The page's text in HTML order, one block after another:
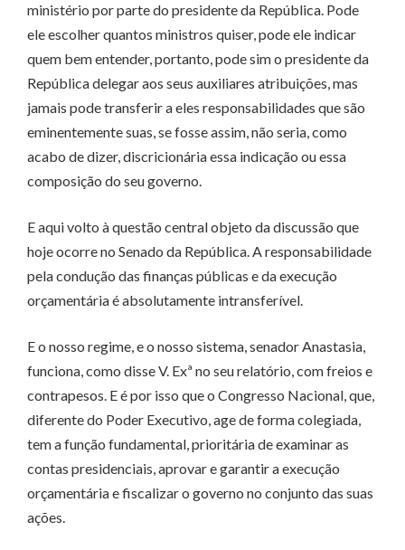
ministério por parte do presidente da República. Pode
ele escolher quantos ministros quiser, pode ele indicar
quem bem entender, portanto, pode sim o presidente da
República delegar aos seus auxiliares atribuições, mas
jamais pode transferir a eles responsabilidades que são
eminentemente suas, se fosse assim, não seria, como
acabo de dizer, discricionária essa indicação ou essa
composição do seu governo.
E aqui volto à questão central objeto da discussão que
hoje ocorre no Senado da República. A responsabilidade
pela condução das finanças públicas e da execução
orçamentária é absolutamente intransferível.
E o nosso regime, e o nosso sistema, senador Anastasia,
funciona, como disse V. Exª no seu relatório, com freios e
contrapesos. E é por isso que o Congresso Nacional, que,
diferente do Poder Executivo, age de forma colegiada,
tem a função fundamental, prioritária de examinar as
contas presidenciais, aprovar e garantir a execução
orçamentária e fiscalizar o governo no conjunto das suas
ações.